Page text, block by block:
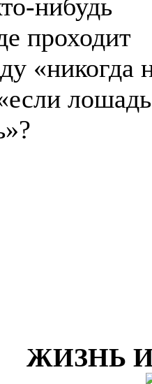
нибудь
проходит
«никогда
лошадь
ЖИЗНЬ